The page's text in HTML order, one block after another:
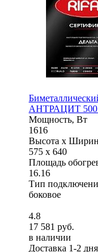
АНТРАЦИТ 500
Мощность, Вт
1616
Высота x
575 x 640
Площадь
16.16
Тип
боковое
4.8
17 581 руб.
в наличии
Доставка 1-2 дня